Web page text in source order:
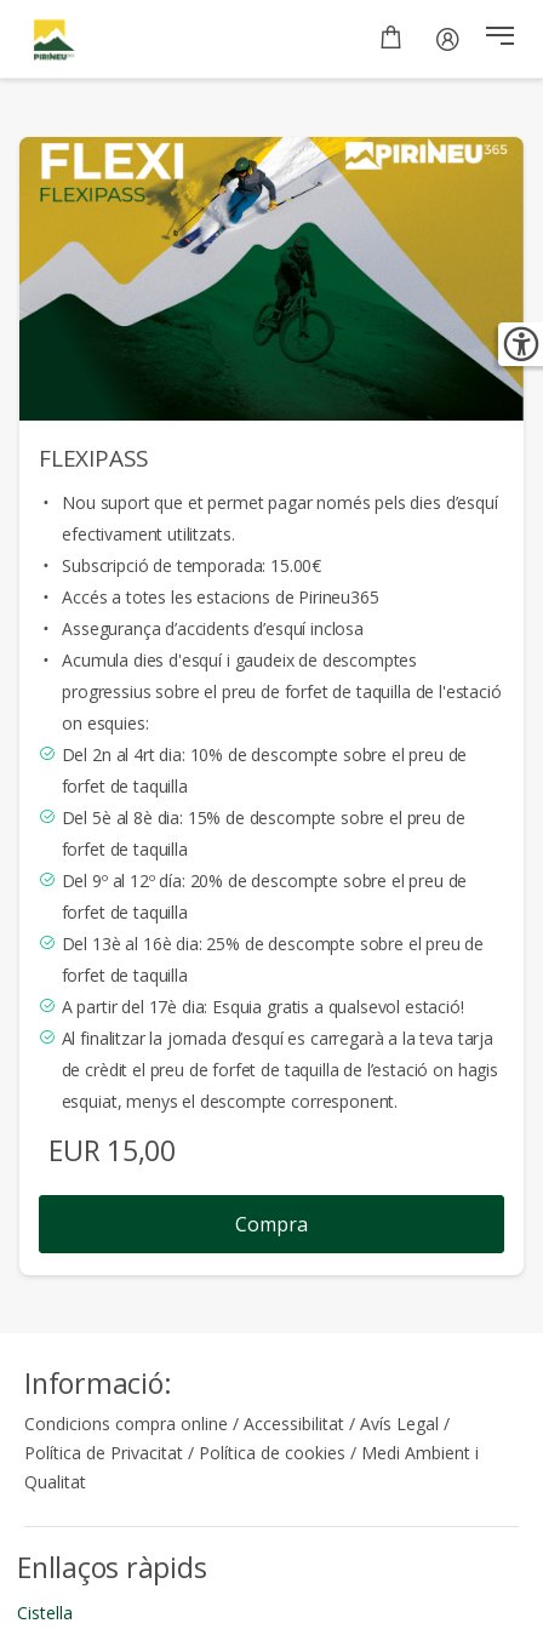
FLEXIPASS
Nou suport que et permet pagar només pels dies d’esquí
efectivament utilitzats.
Subscripció de temporada: 15.00€
Accés a totes les estacions de Pirineu365
Assegurança d’accidents d’esquí inclosa
Acumula dies d'esquí i gaudeix de descomptes
progressius sobre el preu de forfet de taquilla de l'estació
on esquies:
Del 2n al 4rt dia: 10% de descompte sobre el preu de
forfet de taquilla
Del 5è al 8è dia: 15% de descompte sobre el preu de
forfet de taquilla
Del 9º al 12º día: 20% de descompte sobre el preu de
forfet de taquilla
Del 13è al 16è dia: 25% de descompte sobre el preu de
forfet de taquilla
A partir del 17è dia: Esquia gratis a qualsevol estació!
Al finalitzar la jornada d’esquí es carregarà a la teva tarja
de crèdit el preu de forfet de taquilla de l’estació on hagis
esquiat, menys el descompte corresponent.
EUR 15,00
Compra
Informació:
Condicions compra online / Accessibilitat / Avís Legal /
Política de Privacitat / Política de cookies / Medi Ambient i
Qualitat
Enllaços ràpids
Cistella